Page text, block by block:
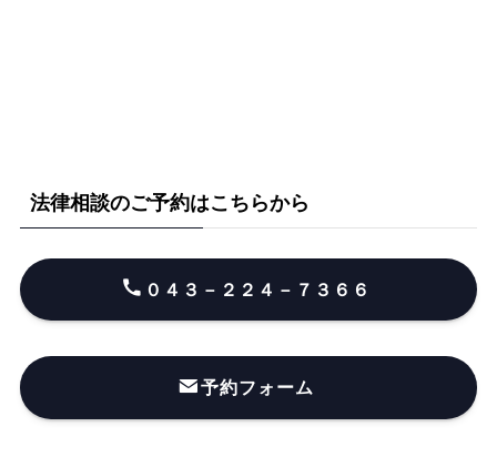
法律相談のご予約はこちらから
０４３－２２４－７３６６
予約フォーム